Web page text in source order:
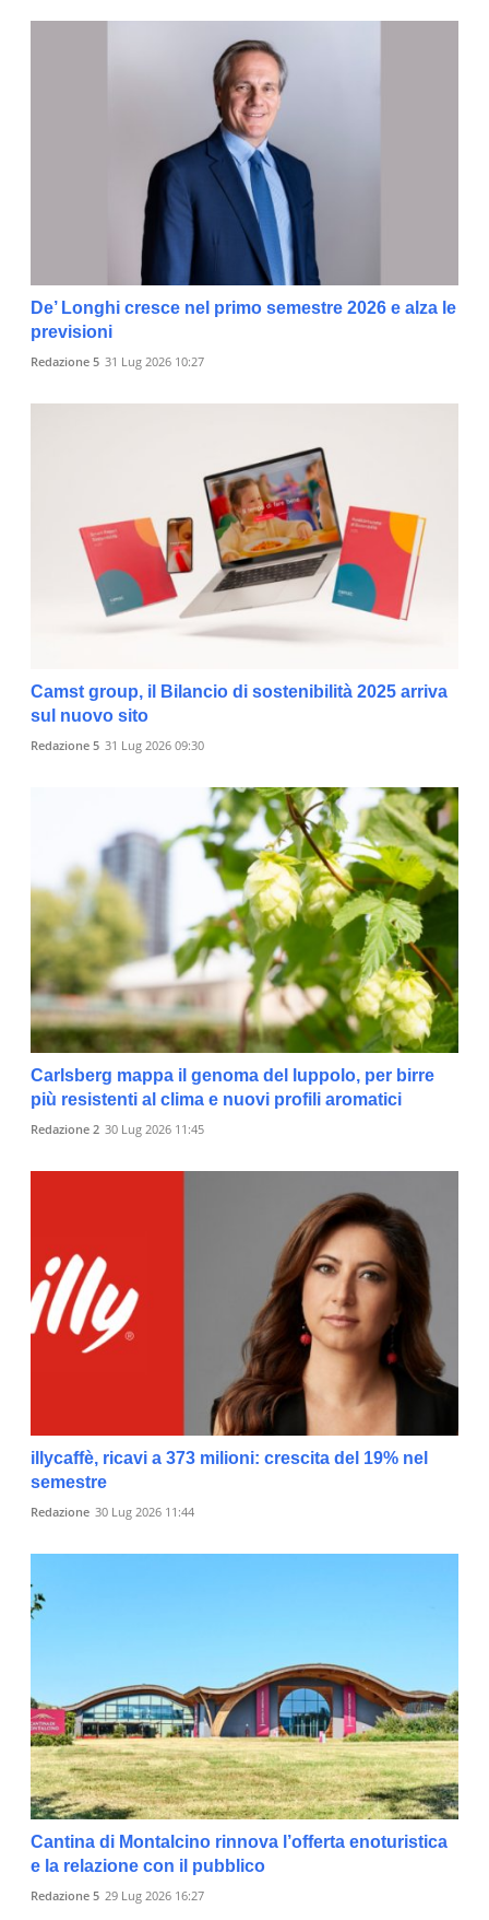
De’ Longhi cresce nel primo semestre 2026 e alza le
previsioni
Redazione 5 31 Lug 2026 10:27
Camst group, il Bilancio di sostenibilità 2025 arriva
sul nuovo sito
Redazione 5 31 Lug 2026 09:30
Carlsberg mappa il genoma del luppolo, per birre
più resistenti al clima e nuovi profili aromatici
Redazione 2 30 Lug 2026 11:45
illycaffè, ricavi a 373 milioni: crescita del 19% nel
semestre
Redazione 30 Lug 2026 11:44
Cantina di Montalcino rinnova l’offerta enoturistica
e la relazione con il pubblico
Redazione 5 29 Lug 2026 16:27